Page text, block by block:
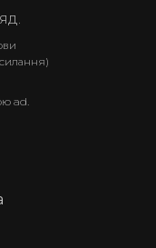
ad.